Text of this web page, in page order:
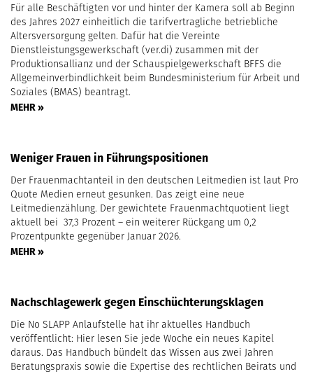
Für alle Beschäftigten vor und hinter der Kamera soll ab Beginn
des Jahres 2027 einheitlich die tarifvertragliche betriebliche
Altersversorgung gelten. Dafür hat die Vereinte
Dienstleistungsgewerkschaft (ver.di) zusammen mit der
Produktionsallianz und der Schauspielgewerkschaft BFFS die
Allgemeinverbindlichkeit beim Bundesministerium für Arbeit und
Soziales (BMAS) beantragt.
MEHR »
Weniger Frauen in Führungspositionen
Der Frauenmachtanteil in den deutschen Leitmedien ist laut Pro
Quote Medien erneut gesunken. Das zeigt eine neue
Leitmedienzählung. Der gewichtete Frauenmachtquotient liegt
aktuell bei 37,3 Prozent – ein weiterer Rückgang um 0,2
Prozentpunkte gegenüber Januar 2026.
MEHR »
Nachschlagewerk gegen Einschüchterungsklagen
Die No SLAPP Anlaufstelle hat ihr aktuelles Handbuch
veröffentlicht: Hier lesen Sie jede Woche ein neues Kapitel
daraus. Das Handbuch bündelt das Wissen aus zwei Jahren
Beratungspraxis sowie die Expertise des rechtlichen Beirats und